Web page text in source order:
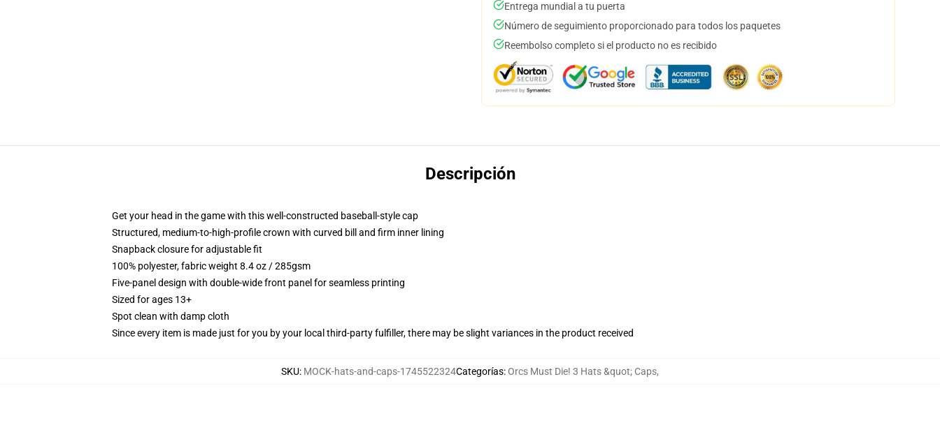
Entrega mundial a tu puerta
Número de seguimiento proporcionado para todos los paquetes
Reembolso completo si el producto no es recibido
Descripción
Get your head in the game with this well-constructed baseball-style cap
Structured, medium-to-high-profile crown with curved bill and firm inner lining
Snapback closure for adjustable fit
100% polyester, fabric weight 8.4 oz / 285gsm
Five-panel design with double-wide front panel for seamless printing
Sized for ages 13+
Spot clean with damp cloth
Since every item is made just for you by your local third-party fulfiller, there may be slight variances in the product received
SKU: MOCK-hats-and-caps-1745522324Categorías:Orcs Must Die! 3 Hats &quot; Caps,